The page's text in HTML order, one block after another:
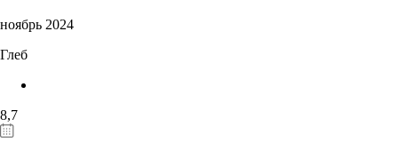
ноябрь 2024
Глеб
8,7